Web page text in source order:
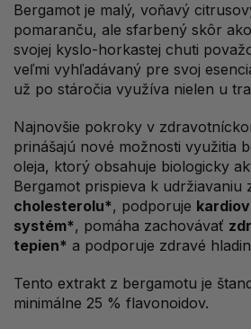
Bergamot je malý, voňavý
pomaranču, ale sfarbený skôr
svojej kyslo-horkastej chuti
veľmi vyhľadávaný pre svoj
už po stáročia využíva nielen u
Najnovšie pokroky v
prinášajú nové možnosti využitia
oleja, ktorý obsahuje biologicky
Bergamot prispieva k udržiavaniu
cholesterolu*, podporuje
systém*, pomáha zachovávať
tepien* a podporuje zdravé
Tento extrakt z bergamotu je
minimálne 25 % flavonoidov.